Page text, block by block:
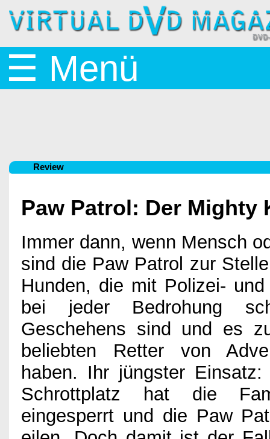
Startseite
BluRay
&
DVD
Games
Kino
Bücher
☰ Menü
Review
Paw Patrol: Der Mighty
Immer dann, wenn Mensch
sind die Paw Patrol zur
Hunden, die mit Polizei- und
bei jeder Bedrohung
Geschehens sind und es
beliebten Retter von
haben. Ihr jüngster
Schrottplatz hat die
eingesperrt und die Paw